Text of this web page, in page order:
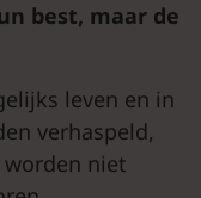
best, maar de
leven en in
verhaspeld,
niet